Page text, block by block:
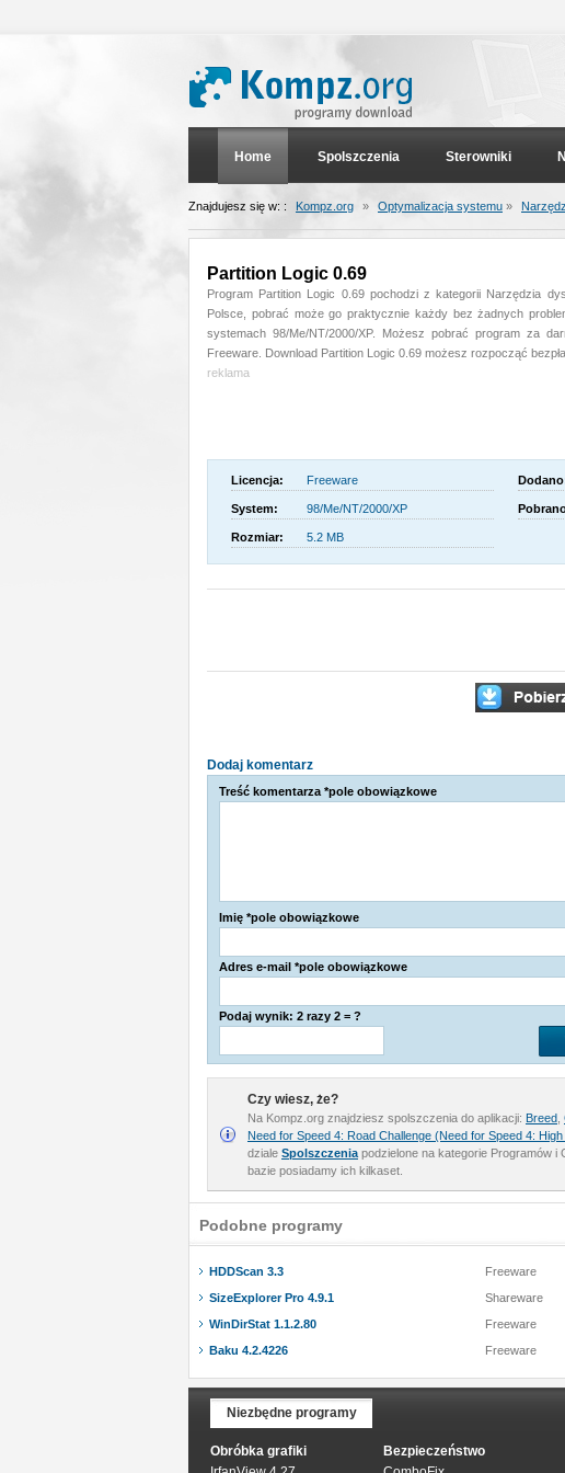
Home Spolszczenia Sterowniki
Znajdujesz się w: : Kompz.org » Optymalizacja systemu »
Partition Logic 0.69
Program Partition Logic 0.69 pochodzi z kategorii Narzędzia
Polsce, pobrać może go praktycznie każdy bez żadnych
systemach 98/Me/NT/2000/XP. Możesz pobrać program za
Freeware. Download Partition Logic 0.69 możesz rozpocząć
reklama
Licencja: Freeware
System: 98/Me/NT/2000/XP
Rozmiar: 5.2 MB
Dodaj komentarz
Treść komentarza *pole obowiązkowe
Imię *pole obowiązkowe
Adres e-mail *pole obowiązkowe
Podaj wynik: 2 razy 2 = ?
Czy wiesz, że?
Na Kompz.org znajdziesz spolszczenia do aplikacji: Breed
Need for Speed 4: Road Challenge (Need for Speed 4:
dziale Spolszczenia podzielone na kategorie Programów
bazie posiadamy ich kilkaset.
Podobne programy
HDDScan 3.3
Freeware
SizeExplorer Pro 4.9.1
Shareware
WinDirStat 1.1.2.80
Freeware
Baku 4.2.4226
Freeware
Niezbędne programy
Obróbka grafiki
Bezpieczeństwo